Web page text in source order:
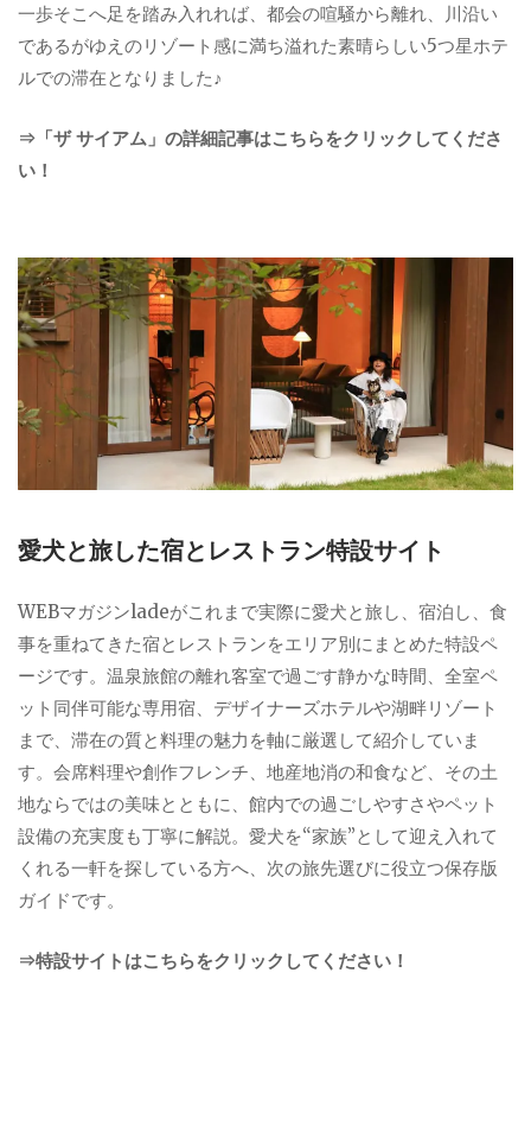
一歩そこへ足を踏み入れれば、都会の喧騒から離れ、川沿い
であるがゆえのリゾート感に満ち溢れた素晴らしい5つ星ホテ
ルでの滞在となりました♪
⇒「ザ サイアム」の詳細記事はこちらをクリックしてくださ
い！
愛犬と旅した宿とレストラン特設サイト
WEBマガジンladeがこれまで実際に愛犬と旅し、宿泊し、食
事を重ねてきた宿とレストランをエリア別にまとめた特設ペ
ージです。温泉旅館の離れ客室で過ごす静かな時間、全室ペ
ット同伴可能な専用宿、デザイナーズホテルや湖畔リゾート
まで、滞在の質と料理の魅力を軸に厳選して紹介していま
す。会席料理や創作フレンチ、地産地消の和食など、その土
地ならではの美味とともに、館内での過ごしやすさやペット
設備の充実度も丁寧に解説。愛犬を“家族”として迎え入れて
くれる一軒を探している方へ、次の旅先選びに役立つ保存版
ガイドです。
⇒特設サイトはこちらをクリックしてください！